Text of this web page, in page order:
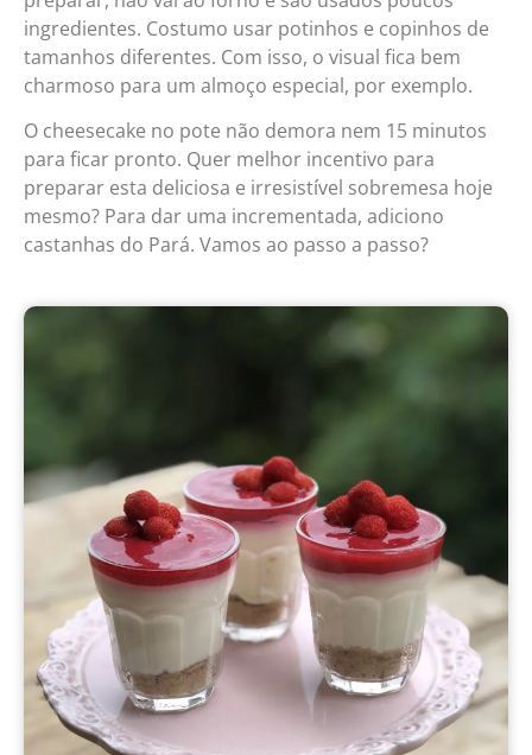
ingredientes. Costumo usar potinhos e copinhos de
tamanhos diferentes. Com isso, o visual fica bem
charmoso para um almoço especial, por exemplo.
O cheesecake no pote não demora nem 15 minutos
para ficar pronto. Quer melhor incentivo para
preparar esta deliciosa e irresistível sobremesa hoje
mesmo? Para dar uma incrementada, adiciono
castanhas do Pará. Vamos ao passo a passo?